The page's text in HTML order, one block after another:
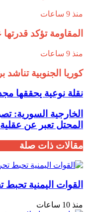
منذ 9 ساعات
المقاومة تؤكد
منذ 9 ساعات
كوريا الجنوبية تناشد
نقلة نوعية يحققها
الخارجية السورية:
المحتل تعبر عن
مقالات ذات صلة
القوات اليمنية
منذ 10 ساعات